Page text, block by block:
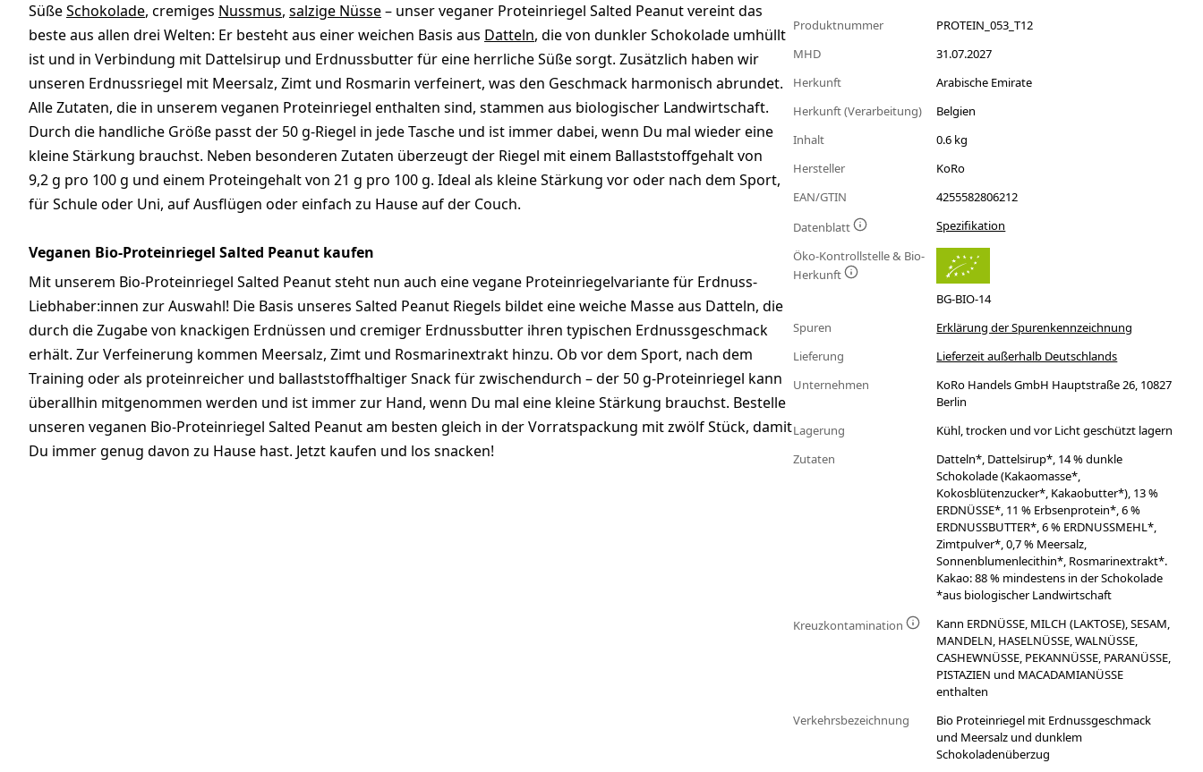
SüßeSchokolade, cremiges Nussmus, salzige Nüsse– unser veganer Proteinriegel Salted Peanut vereint das
beste aus allen drei Welten: Er besteht aus einer weichen Basis aus Datteln, die von dunkler Schokolade umhüllt
ist und in Verbindung mit Dattelsirup und Erdnussbutter für eine herrliche Süße sorgt. Zusätzlich haben wir
unseren Erdnussriegel mit Meersalz, Zimt und Rosmarin verfeinert, was den Geschmack harmonisch abrundet.
Alle Zutaten, die in unserem veganen Proteinriegel enthalten sind, stammen aus biologischer Landwirtschaft.
Durch die handliche Größe passt der 50 g-Riegel in jede Tasche und ist immer dabei, wenn Du mal wieder eine
kleine Stärkung brauchst. Neben besonderen Zutaten überzeugt der Riegel mit einem Ballaststoffgehalt von
9,2 g pro 100 g und einem Proteingehalt von 21 g pro 100 g. Ideal als kleine Stärkung vor oder nach dem Sport,
für Schule oder Uni, auf Ausflügen oder einfach zu Hause auf der Couch.
Veganen Bio-Proteinriegel Salted Peanut kaufen
Mit unserem Bio-Proteinriegel Salted Peanut steht nun auch eine vegane Proteinriegelvariante für Erdnuss-
Liebhaber:innen zur Auswahl! Die Basis unseres Salted Peanut Riegels bildet eine weiche Masse aus Datteln, die
durch die Zugabe von knackigen Erdnüssen und cremiger Erdnussbutter ihren typischen Erdnussgeschmack
erhält. Zur Verfeinerung kommen Meersalz, Zimt und Rosmarinextrakt hinzu. Ob vor dem Sport, nach dem
Training oder als proteinreicher und ballaststoffhaltiger Snack für zwischendurch – der 50 g-Proteinriegel kann
überallhin mitgenommen werden und ist immer zur Hand, wenn Du mal eine kleine Stärkung brauchst. Bestelle
unseren veganen Bio-Proteinriegel Salted Peanut am besten gleich in der Vorratspackung mit zwölf Stück, damit
Du immer genug davon zu Hause hast. Jetzt kaufen und los snacken!
Produktnummer
PROTEIN_053_T12
MHD
31.07.2027
Herkunft
Arabische Emirate
Herkunft (Verarbeitung)
Belgien
Inhalt
0.6 kg
Hersteller
KoRo
EAN/GTIN
4255582806212
Datenblatt
Spezifikation
Öko-Kontrollstelle & Bio-
Herkunft
BG-BIO-14
Spuren
Erklärung der Spurenkennzeichnung
Lieferung
Lieferzeit außerhalb Deutschlands
Unternehmen
KoRo Handels GmbH Hauptstraße 26, 10827
Berlin
Lagerung
Kühl, trocken und vor Licht geschützt lagern
Zutaten
Datteln*, Dattelsirup*, 14 % dunkle
Schokolade (Kakaomasse*,
Kokosblütenzucker*, Kakaobutter*), 13 %
ERDNÜSSE*, 11 % Erbsenprotein*, 6 %
ERDNUSSBUTTER*, 6 % ERDNUSSMEHL*,
Zimtpulver*, 0,7 % Meersalz,
Sonnenblumenlecithin*, Rosmarinextrakt*.
Kakao: 88 % mindestens in der Schokolade
*aus biologischer Landwirtschaft
Kreuzkontamination
Kann ERDNÜSSE, MILCH (LAKTOSE), SESAM,
MANDELN, HASELNÜSSE, WALNÜSSE,
CASHEWNÜSSE, PEKANNÜSSE, PARANÜSSE,
PISTAZIEN und MACADAMIANÜSSE
enthalten
Verkehrsbezeichnung
Bio Proteinriegel mit Erdnussgeschmack
und Meersalz und dunklem
Schokoladenüberzug